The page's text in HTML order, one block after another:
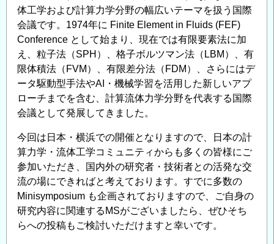
体工学および計算力学分野の幅広いテーマを扱う国際
会議です。1974年に Finite Element in Fluids (FEF)
Conference として始まり、現在では有限要素法に加
え、粒子法（SPH）、格子ボルツマン法（LBM）、有
限体積法（FVM）、有限差分法（FDM）、さらにはデ
ータ駆動型手法やAI・機械学習を活用した新しいアプ
ローチまでを含む、計算流体力学分野を代表する国際
会議として発展してきました。
今回は日本・横浜での開催となりますので、日本の計
算力学・流体工学コミュニティからも多くの皆様にご
参加いただき、国内外の研究者・技術者との活発な交
流の場にできればと考えております。すでに多数の
Minisymposium も企画されておりますので、ご自身の
研究内容に関連するMSがございましたら、ぜひそち
らへの投稿もご検討いただけますと幸いです。